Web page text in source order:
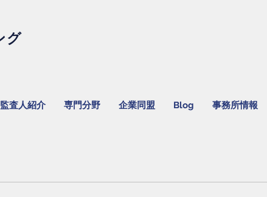
グ
査人紹介 専門分野 企業同盟 Blog 事務所情報